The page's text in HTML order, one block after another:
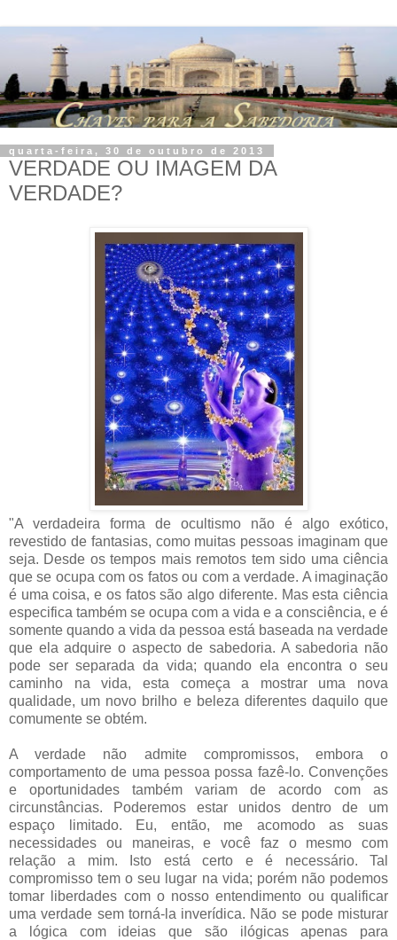
quarta-feira, 30 de outubro de 2013
VERDADE OU IMAGEM DA
VERDADE?
"A verdadeira forma de ocultismo não é algo exótico,
revestido de fantasias, como muitas pessoas imaginam que
seja. Desde os tempos mais remotos tem sido uma ciência
que se ocupa com os fatos ou com a verdade. A imaginação
é uma coisa, e os fatos são algo diferente. Mas esta ciência
especifica também se ocupa com a vida e a consciência, e é
somente quando a vida da pessoa está baseada na verdade
que ela adquire o aspecto de sabedoria. A sabedoria não
pode ser separada da vida; quando ela encontra o seu
caminho na vida, esta começa a mostrar uma nova
qualidade, um novo brilho e beleza diferentes daquilo que
comumente se obtém.
A verdade não admite compromissos, embora o
comportamento de uma pessoa possa fazê-lo. Convenções
e oportunidades também variam de acordo com as
circunstâncias. Poderemos estar unidos dentro de um
espaço limitado. Eu, então, me acomodo as suas
necessidades ou maneiras, e você faz o mesmo com
relação a mim. Isto está certo e é necessário. Tal
compromisso tem o seu lugar na vida; porém não podemos
tomar liberdades com o nosso entendimento ou qualificar
uma verdade sem torná-la inverídica. Não se pode misturar
a lógica com ideias que são ilógicas apenas para